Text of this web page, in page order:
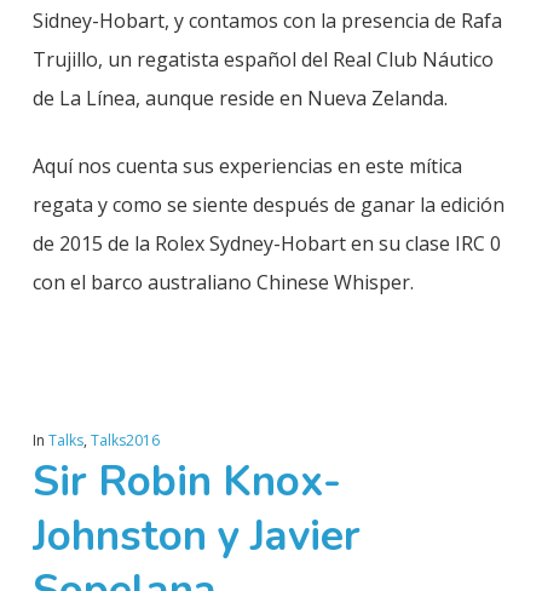
Sidney-Hobart, y contamos con la presencia de Rafa
Trujillo, un regatista español del Real Club Náutico
de La Línea, aunque reside en Nueva Zelanda.
Aquí nos cuenta sus experiencias en este mítica
regata y como se siente después de ganar la edición
de 2015 de la Rolex Sydney-Hobart en su clase IRC 0
con el barco australiano Chinese Whisper.
In Talks, Talks2016
Sir Robin Knox-
Johnston y Javier